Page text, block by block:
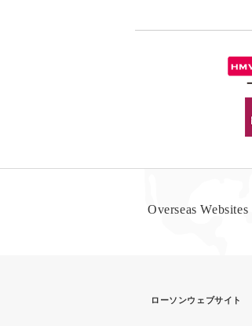
Overseas Websites
ローソンウェブサイト